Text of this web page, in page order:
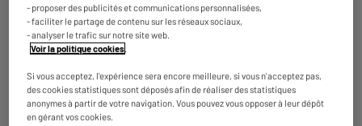
- proposer des publicités et communications personnalisées,
- faciliter le partage de contenu sur les réseaux sociaux,
- analyser le trafic sur notre site web.
Voir la politique cookies
Si vous acceptez, l'expérience sera encore meilleure, si vous n'acceptez pas,
des cookies statistiques sont déposés afin de réaliser des statistiques
anonymes à partir de votre navigation. Vous pouvez vous opposer à leur dépôt
en gérant vos cookies.